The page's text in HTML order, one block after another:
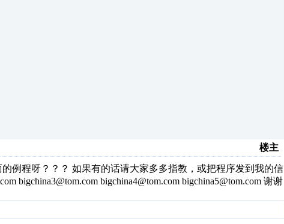
楼主
例程呀？？？ 如果有的话请大家多多指教，或把程序发到我的信
bigchina3@tom.com bigchina4@tom.com bigchina5@tom.com 谢谢